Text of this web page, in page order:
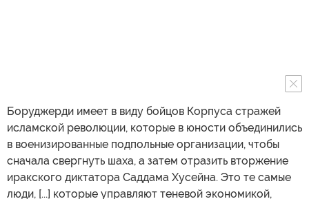
Боруджерди имеет в виду бойцов Корпуса стражей
исламской революции, которые в юности объединились
в военизированные подпольные организации, чтобы
сначала свергнуть шаха, а затем отразить вторжение
иракского диктатора Саддама Хусейна. Это те самые
люди, [...] которые управляют теневой экономикой,